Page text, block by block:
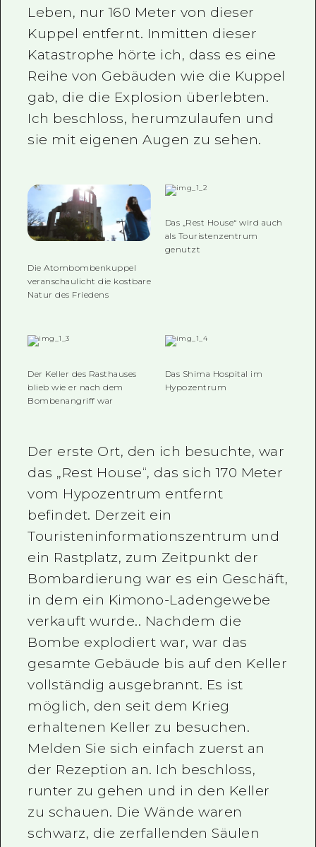
Leben, nur 160 Meter von dieser
Kuppel entfernt. Inmitten dieser
Katastrophe hörte ich, dass es eine
Reihe von Gebäuden wie die Kuppel
gab, die die Explosion überlebten.
Ich beschloss, herumzulaufen und
sie mit eigenen Augen zu sehen.
Die Atombombenkuppel
veranschaulicht die kostbare
Natur des Friedens
Das „Rest House“ wird auch
als Touristenzentrum
genutzt
Der Keller des Rasthauses
blieb wie er nach dem
Bombenangriff war
Das Shima Hospital im
Hypozentrum
Der erste Ort, den ich besuchte, war
das „Rest House“, das sich 170 Meter
vom Hypozentrum entfernt
befindet. Derzeit ein
Touristeninformationszentrum und
ein Rastplatz, zum Zeitpunkt der
Bombardierung war es ein Geschäft,
in dem ein Kimono-Ladengewebe
verkauft wurde.. Nachdem die
Bombe explodiert war, war das
gesamte Gebäude bis auf den Keller
vollständig ausgebrannt. Es ist
möglich, den seit dem Krieg
erhaltenen Keller zu besuchen.
Melden Sie sich einfach zuerst an
der Rezeption an. Ich beschloss,
runter zu gehen und in den Keller
zu schauen. Die Wände waren
schwarz, die zerfallenden Säulen